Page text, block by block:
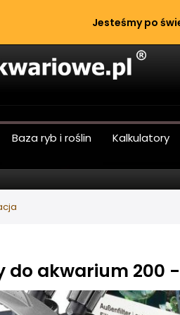
Jesteśmy po
Baza ryb i roślin Kalkulatory
do akwarium 200